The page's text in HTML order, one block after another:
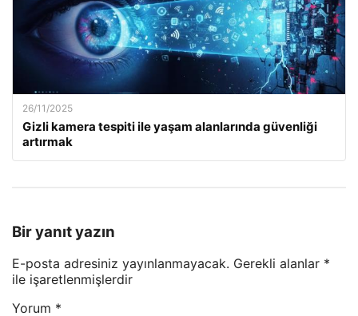
26/11/2025
Gizli kamera tespiti ile yaşam alanlarında güvenliği
artırmak
Bir yanıt yazın
E-posta adresiniz yayınlanmayacak. Gerekli alanlar *
ile işaretlenmişlerdir
Yorum *